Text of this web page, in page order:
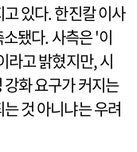
있다. 한진칼 이사
됐다. 사측은 '이
라고 밝혔지만, 시
화 요구가 커지는
것 아니냐는 우려